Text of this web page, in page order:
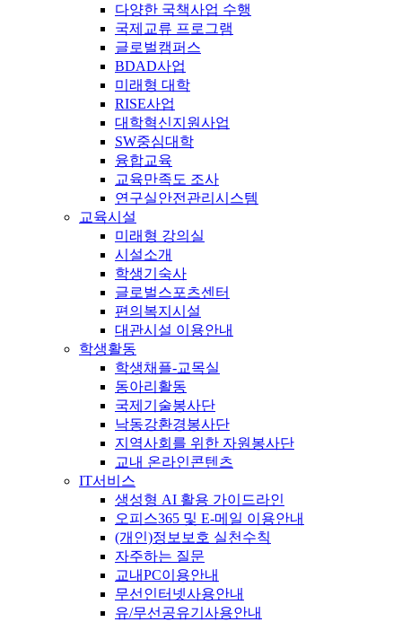
다양한 국책사업 수행
국제교류 프로그램
글로벌캠퍼스
BDAD사업
미래형 대학
RISE사업
대학혁신지원사업
SW중심대학
융합교육
교육만족도 조사
연구실안전관리시스템
교육시설
미래형 강의실
시설소개
학생기숙사
글로벌스포츠센터
편의복지시설
대관시설 이용안내
학생활동
학생채플-교목실
동아리활동
국제기술봉사단
낙동강환경봉사단
지역사회를 위한 자원봉사단
교내 온라인콘텐츠
IT서비스
생성형 AI 활용 가이드라인
오피스365 및 E-메일 이용안내
(개인)정보보호 실천수칙
자주하는 질문
교내PC이용안내
무선인터넷사용안내
유/무선공유기사용안내